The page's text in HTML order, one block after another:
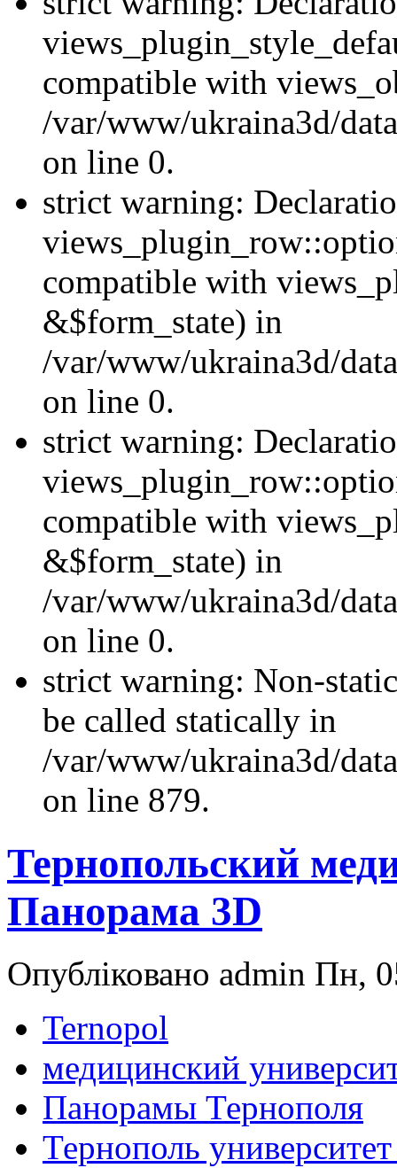
compatible with
/var/www/ukraina3d/
on line 0.
strict warning:
compatible with
&$form_state) in
/var/www/ukraina3d/
on line 0.
strict warning:
compatible with
&$form_state) in
/var/www/ukraina3d/
on line 0.
strict warning: Non-
be called statically in
/var/www/ukraina3d/
on line 879.
Тернопольский
Панорама 3D
Опубліковано admin Пн,
Ternopol
медицинский
Панорамы Тернополя
Тернополь